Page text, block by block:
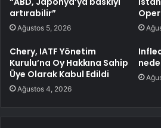
artırabilir”
Ağustos 5, 2026
Chery, IATF Yönetim
Kurulu’na Oy Hakkına Sahip
Üye Olarak Kabul Edildi
Ağustos 4, 2026